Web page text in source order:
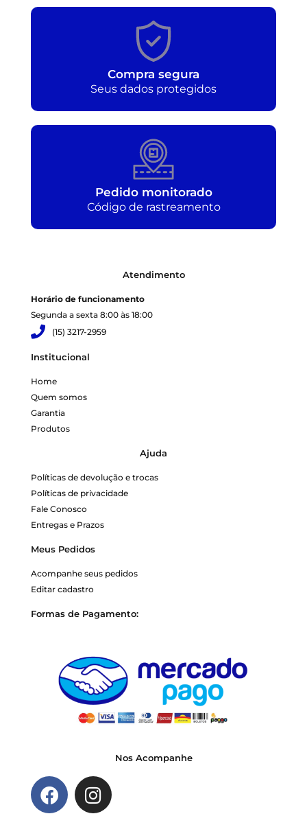
Compra segura
Seus dados protegidos
Pedido monitorado
Código de rastreamento
Atendimento
Horário de funcionamento
Segunda a sexta 8:00 às 18:00
(15) 3217-2959
Institucional
Home
Quem somos
Garantia
Produtos
Ajuda
Políticas de devolução e trocas
Políticas de privacidade
Fale Conosco
Entregas e Prazos
Meus Pedidos
Acompanhe seus pedidos
Editar cadastro
Formas de Pagamento:
Nos Acompanhe